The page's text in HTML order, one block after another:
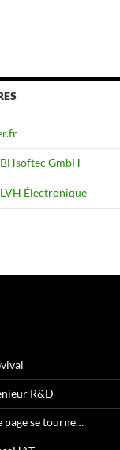
GmbH
LVH Électronique
R&D
page se tourne…